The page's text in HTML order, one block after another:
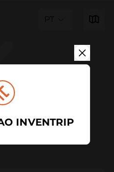
PT
INVENTRIP